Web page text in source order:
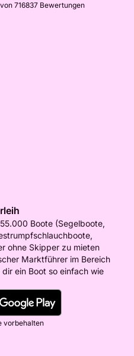
716837 Bewertungen
Boote (Segelboote,
ohne Skipper zu mieten
Marktführer im Bereich
ein Boot so einfach wie
vorbehalten